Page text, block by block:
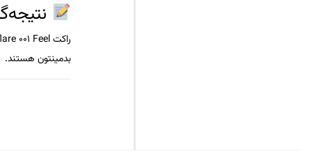
راکت001 Feel
بدمینتون هستند.